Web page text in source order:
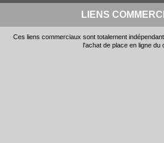
LIENS
Ces liens commerciaux sont totalement
l'achat de place en ligne du